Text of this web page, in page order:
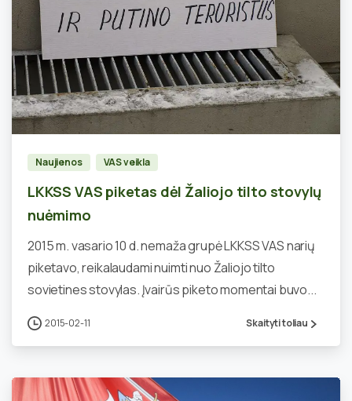
0
Naujienos VAS veikla
LKKSS VAS piketas dėl Žaliojo tilto stovylų
nuėmimo
2015 m. vasario 10 d. nemaža grupė LKKSS VAS narių
piketavo, reikalaudami nuimti nuo Žaliojo tilto
sovietines stovylas. Įvairūs piketo momentai buvo...
2015-02-11 Skaityti toliau